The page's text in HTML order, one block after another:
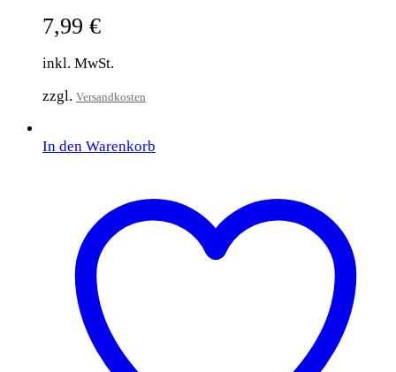
7,99 €
inkl. MwSt.
zzgl. Versandkosten
In den Warenkorb